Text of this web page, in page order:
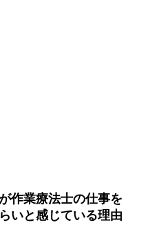
作業療法士の仕事を
いと感じている理由